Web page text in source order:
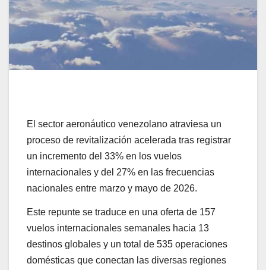
El sector aeronáutico venezolano atraviesa un
proceso de revitalización acelerada tras registrar
un incremento del 33% en los vuelos
internacionales y del 27% en las frecuencias
nacionales entre marzo y mayo de 2026.
Este repunte se traduce en una oferta de 157
vuelos internacionales semanales hacia 13
destinos globales y un total de 535 operaciones
domésticas que conectan las diversas regiones